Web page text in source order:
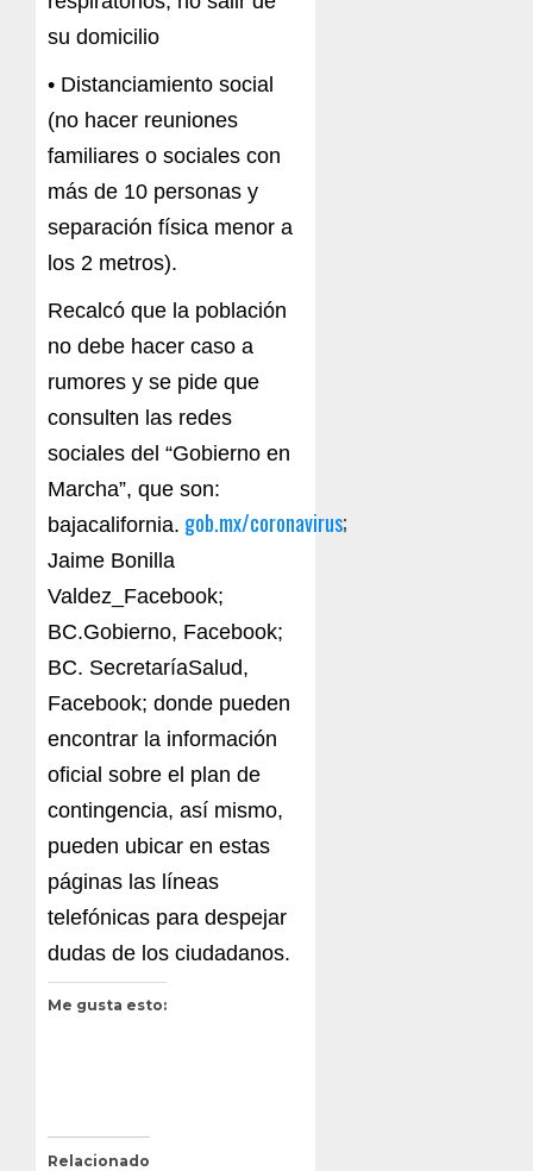
su domicilio
• Distanciamiento social
(no hacer reuniones
familiares o sociales con
más de 10 personas y
separación física menor a
los 2 metros).
Recalcó que la población
no debe hacer caso a
rumores y se pide que
consulten las redes
sociales del “Gobierno en
Marcha”, que son:
bajacalifornia. gob.mx/coronavirus;
Jaime Bonilla
Valdez_Facebook;
BC.Gobierno, Facebook;
BC. SecretaríaSalud,
Facebook; donde pueden
encontrar la información
oficial sobre el plan de
contingencia, así mismo,
pueden ubicar en estas
páginas las líneas
telefónicas para despejar
dudas de los ciudadanos.
Me gusta esto:
Relacionado